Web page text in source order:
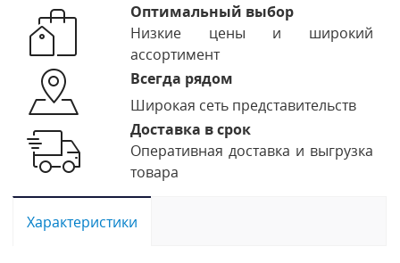
Оптимальный выбор
Низкие цены и широкий
ассортимент
Всегда рядом
Широкая сеть представительств
Доставка в срок
Оперативная доставка и выгрузка
товара
Характеристики